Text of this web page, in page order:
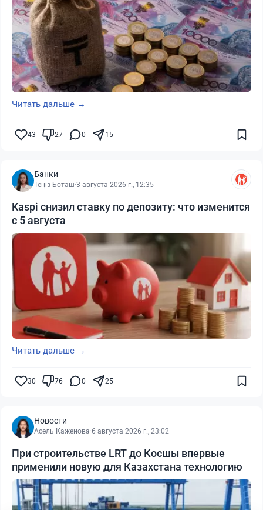
Читать дальше →
43 27 0 15
Банки
Теңіз Боташ·3 августа 2026 г., 12:35
Kaspi снизил ставку по депозиту: что изменится
с 5 августа
Читать дальше →
30 76 0 25
Новости
Асель Каженова·6 августа 2026 г., 23:02
При строительстве LRT до Косшы впервые
применили новую для Казахстана технологию